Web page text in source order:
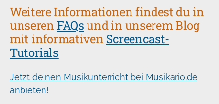
Weitere Informationen findest du in
unseren FAQsund in unserem Blog
mit informativen Screencast-
Tutorials
Jetzt deinen Musikunterricht bei Musikario.de
anbieten!